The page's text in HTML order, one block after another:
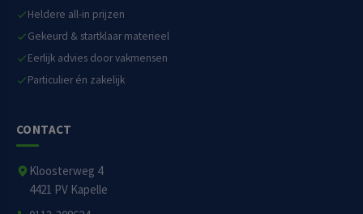
Heldere all-in prijzen
Gekeurd & startklaar materieel
Eerlijk advies door vakmensen
Particulier én zakelijk
CONTACT
Kloosterweg 4
4421 PV Kapelle